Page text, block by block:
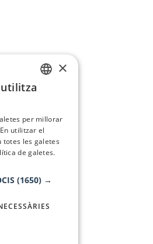
×
per millorar
utilitzar el
totes les galetes
de galetes.
(1650) →